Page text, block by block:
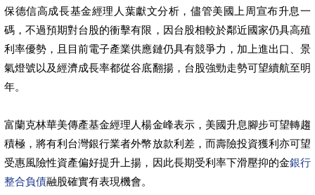
保德信高成長基金經理人葉獻文分析，儘管美國上周宣布升息一
碼，不過預期對台股的衝擊有限，因台股相較於鄰近國家仍具高殖
利率優勢，且目前電子產業供應鏈仍具有競爭力，加上進出口、景
氣燈號以及經濟成長率都從谷底翻揚，台股強勁走勢可望續航至明
年。
富蘭克林華美傳產基金經理人楊金峰表示，美國升息腳步可望轉趨
積極，將有利台灣銀行業者外幣放款利差，而壽險投資獲利亦可望
受惠風險性資產偏好提升上揚，因此長期受利率下滑壓抑的金銀行
整合負債融股確實有表現機會。